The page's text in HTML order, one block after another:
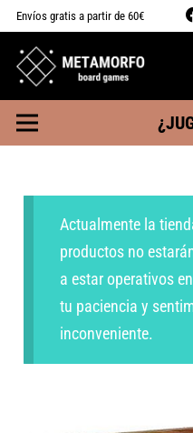
Envíos gratis a partir de 60€
Actualmente la
productos no
a estar operativos
tu paciencia y
inconveniente.